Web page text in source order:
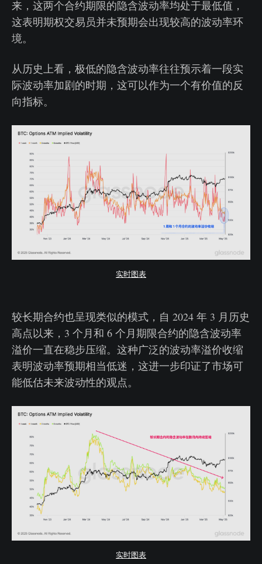
来，这两个合约期限的隐含波动率均处于最低值，
这表明期权交易员并未预期会出现较高的波动率环
境。
从历史上看，极低的隐含波动率往往预示着一段实
际波动率加剧的时期，这可以作为一个有价值的反
向指标。
实时图表
较长期合约也呈现类似的模式，自 2024 年 3 月历史
高点以来，3 个月和 6 个月期限合约的隐含波动率
溢价一直在稳步压缩。这种广泛的波动率溢价收缩
表明波动率预期相当低迷，这进一步印证了市场可
能低估未来波动性的观点。
实时图表